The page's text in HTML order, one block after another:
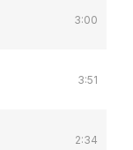
3:00
3:51
2:34